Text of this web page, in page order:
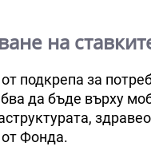
на
подкрепа за
да бъде върху
от Фонда.